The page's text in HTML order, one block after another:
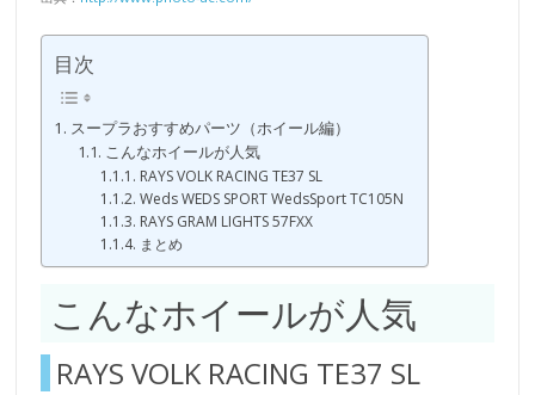
目次
スープラおすすめパーツ（ホイール編）
こんなホイールが人気
RAYS VOLK RACING TE37 SL
Weds WEDS SPORT WedsSport TC105N
RAYS GRAM LIGHTS 57FXX
まとめ
こんなホイールが人気
RAYS VOLK RACING TE37 SL